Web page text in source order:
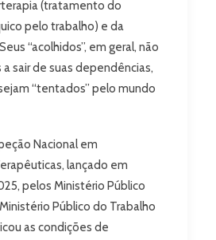
(tratamento do
pelo trabalho) e da
“acolhidos”, em geral, não
sair de suas dependências,
“tentados” pelo mundo
Nacional em
lançado em
pelos Ministério Público
Público do Trabalho
as condições de